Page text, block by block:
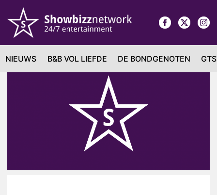
NIEUWS B&B VOL LIEFDE DE BONDGENOTEN